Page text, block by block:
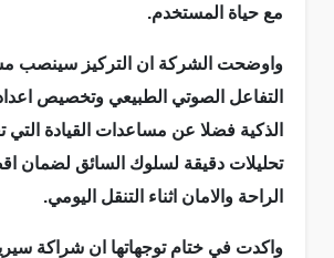
مع حياة المستخدم.
واوضحت الشركة ان التركيز سينصب
التفاعل الصوتي الطبيعي وتخصيص
الذكية فضلا عن مساعدات القيادة التي
تحليلات دقيقة لسلوك السائق لضمان
الراحة والامان اثناء التنقل اليومي.
واكدت في ختام توجهاتها ان شراكة